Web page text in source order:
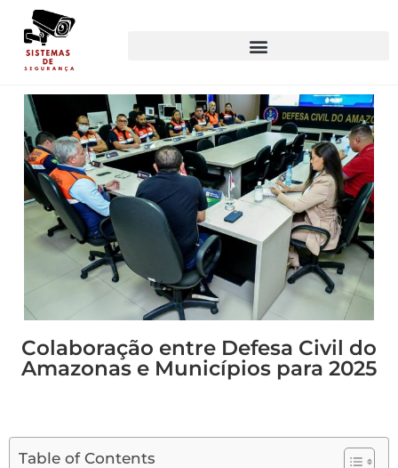
Colaboração entre Defesa Civil do
Amazonas e Municípios para 2025
Table of Contents